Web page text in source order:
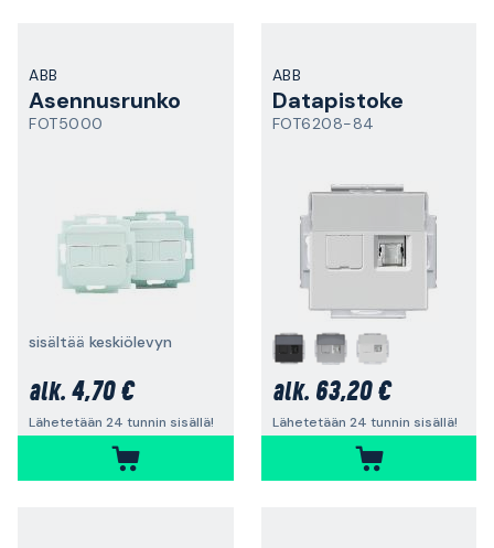
ABB
Asennusrunko
FOT5000
sisältää keskiölevyn
alk. 4,70 €
Lähetetään 24 tunnin sisällä!
ABB
Datapistoke
FOT6208-84
alk. 63,20 €
Lähetetään 24 tunnin sisällä!